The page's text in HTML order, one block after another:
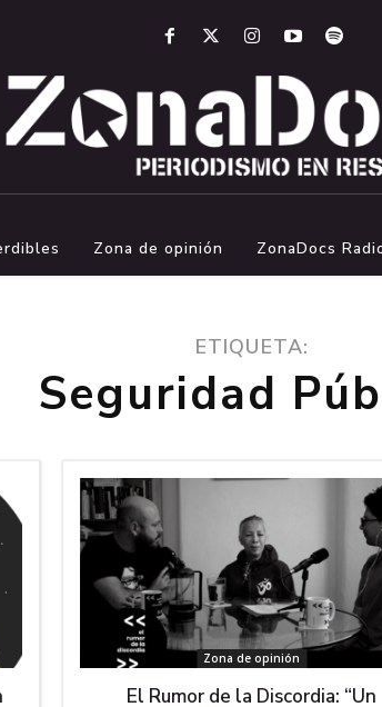
Zona de opinión ZonaDocs
ETIQUETA:
Seguridad
Zona de opinión
El Rumor de la Discordia: “Un